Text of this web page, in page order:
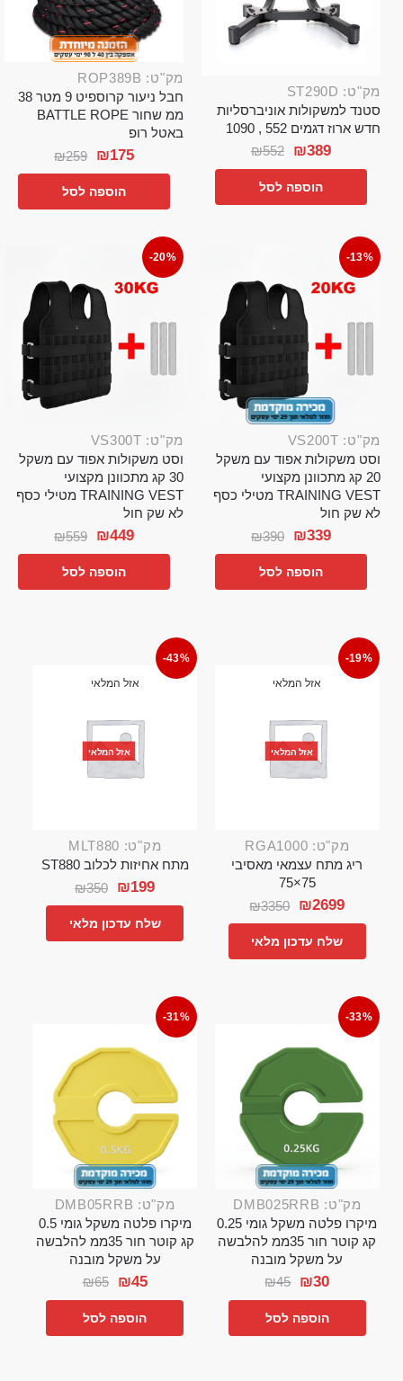
מק"ט: ST290D
סטנד למשקולות אוניברסליות
חדש ארוז דגמים 552 , 1090
₪552 ₪389
הוספה לסל
מק"ט: ROP389B
חבל ניעור קרוספיט 9 מטר 38
ממ שחור BATTLE ROPE
באטל רופ
₪259 ₪175
הוספה לסל
-13%
מק"ט: VS200T
וסט משקולות אפוד עם משקל
20 קג מתכוונן מקצועי
TRAINING VEST מטילי כסף
לא שק חול
₪390 ₪339
הוספה לסל
-20%
מק"ט: VS300T
וסט משקולות אפוד עם משקל
30 קג מתכוונן מקצועי
TRAINING VEST מטילי כסף
לא שק חול
₪559 ₪449
הוספה לסל
-19%
אזל המלאי
אזל המלאי
מק"ט: RGA1000
ריג מתח עצמאי מאסיבי
75×75
₪3350 ₪2699
שלח עדכון מלאי
-43%
אזל המלאי
אזל המלאי
מק"ט: MLT880
מתח אחיזות לכלוב ST880
₪350 ₪199
שלח עדכון מלאי
-33%
מק"ט: DMB025RRB
מיקרו פלטה משקל גומי 0.25
קג קוטר חור 35ממ להלבשה
על משקל מובנה
₪45 ₪30
הוספה לסל
-31%
מק"ט: DMB05RRB
מיקרו פלטה משקל גומי 0.5
קג קוטר חור 35ממ להלבשה
על משקל מובנה
₪65 ₪45
הוספה לסל